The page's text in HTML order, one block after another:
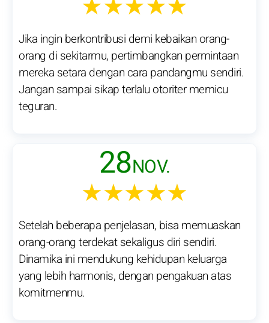
Jika ingin berkontribusi demi kebaikan orang-
orang di sekitarmu, pertimbangkan permintaan
mereka setara dengan cara pandangmu sendiri.
Jangan sampai sikap terlalu otoriter memicu
teguran.
28NOV.
★★★★★
Setelah beberapa penjelasan, bisa memuaskan
orang-orang terdekat sekaligus diri sendiri.
Dinamika ini mendukung kehidupan keluarga
yang lebih harmonis, dengan pengakuan atas
komitmenmu.